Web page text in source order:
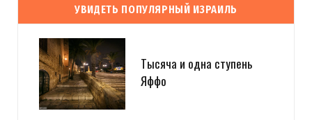
УВИДЕТЬ ПОПУЛЯРНЫЙ ИЗРАИЛЬ
Тысяча и одна ступень
Яффо